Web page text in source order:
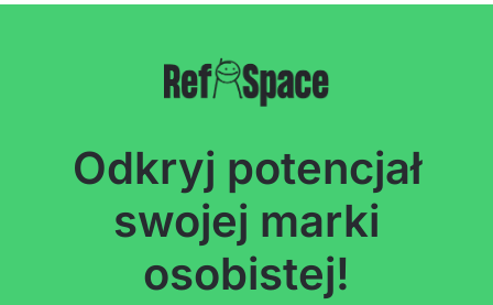
Odkryj potencjał
swojej marki
osobistej!